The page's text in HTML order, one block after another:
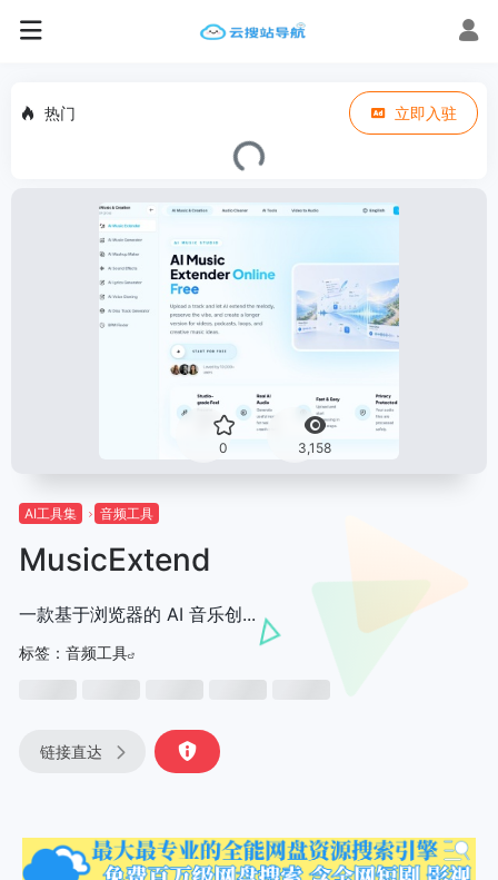
热门 立即入驻
0 3,158
AI工具集 音频工具
MusicExtend
一款基于浏览器的 AI 音乐创...
标签： 音频工具
链接直达